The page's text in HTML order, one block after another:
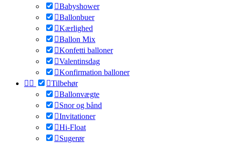
Babyshower
Ballonbuer
Kærlighed
Ballon Mix
Konfetti balloner
Valentinsdag
Konfirmation balloner
  Tilbehør
Ballonvægte
Snor og bånd
Invitationer
Hi-Float
Sugerør